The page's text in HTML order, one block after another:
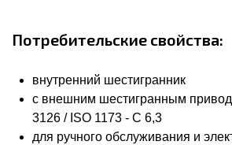
Потребительские свойства:
внутренний шестигранник
с внешним шестигранным
3126 / ISO 1173 - C 6,3
для ручного обслуживания и